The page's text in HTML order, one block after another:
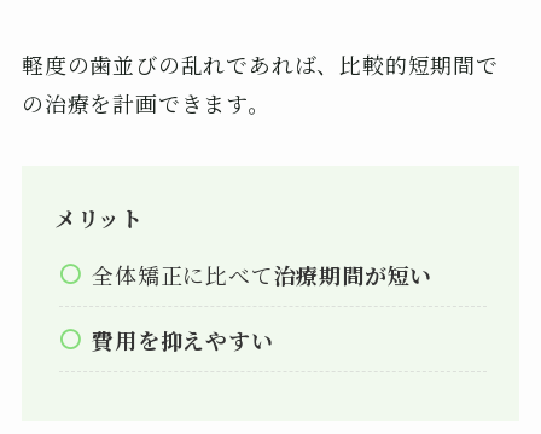
軽度の歯並びの乱れであれば、比較的短期間で
の治療を計画できます。
メリット
全体矯正に比べて治療期間が短い
費用を抑えやすい